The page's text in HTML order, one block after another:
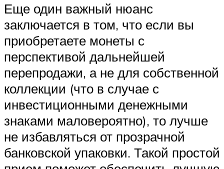
Еще один важный нюанс
заключается в том, что если вы
приобретаете монеты с
перспективой дальнейшей
перепродажи, а не для собственной
коллекции (что в случае с
инвестиционными денежными
знаками маловероятно), то лучше
не избавляться от прозрачной
банковской упаковки. Такой простой